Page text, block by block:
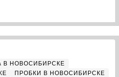
В НОВОСИБИРСКЕ
ПРОБКИ В НОВОСИБИРСКЕ